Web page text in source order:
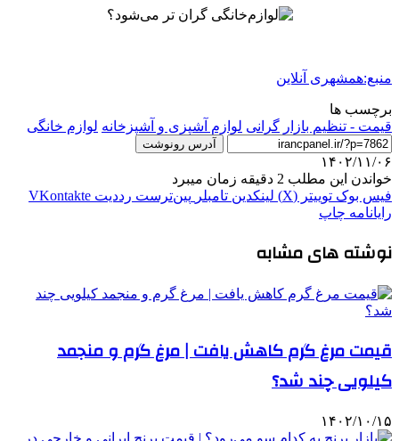
منبع:همشهری آنلاین
برچسب ها
قیمت - تنظیم بازار گرانی لوازم آشپزی و آشپزخانه لوازم خانگی
آدرس رونوشت
۱۴۰۲/۱۱/۰۶
خواندن این مطلب 2 دقیقه زمان میبرد
فیس بوک توییتر (X) لینکدین ‫تامبلر ‫پین‌ترست ‫رددیت ‫VKontakte
رایانامه چاپ
نوشته های مشابه
قیمت مرغ گرم کاهش یافت | مرغ گرم و منجمد
کیلویی چند شد؟
۱۴۰۲/۱۰/۱۵